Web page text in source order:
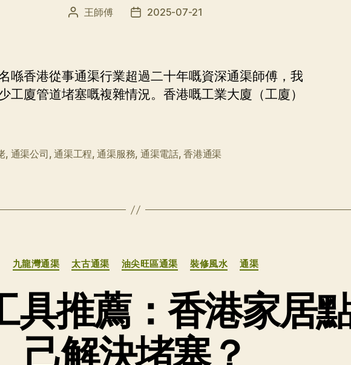
文 王師傅
发 2025-07-21
喺香港從事通渠行業超過二十年嘅資深通渠師傅，我
工廈管道堵塞嘅複雜情況。香港嘅工業大廈（工廈）
, 通渠公司,通渠工程,通渠服務, 通渠電話,香港通渠
分
类
九龍灣通渠 太古通渠 油尖旺區通渠 裝修風水 通渠
具推薦：香港家居
己解決堵塞？